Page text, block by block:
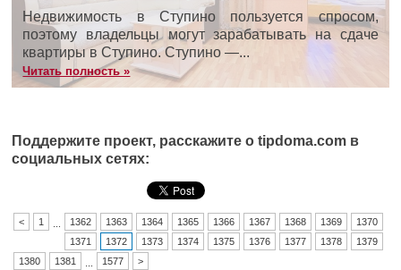
Недвижимость в Ступино пользуется спросом,
поэтому владельцы могут зарабатывать на сдаче
квартиры в Ступино. Ступино —...
Читать полность »
Поддержите проект, расскажите о tipdoma.com в
социальных сетях:
< 1 1362 1363 1364 1365 1366 1367 1368 1369
1370
1371
1372 1373 1374 1375 1376 1377 1378
1379
1380
1381 1577 >